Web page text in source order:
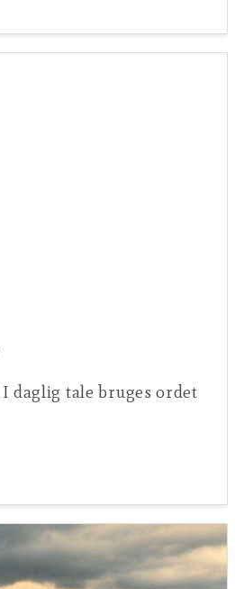
daglig tale bruges ordet